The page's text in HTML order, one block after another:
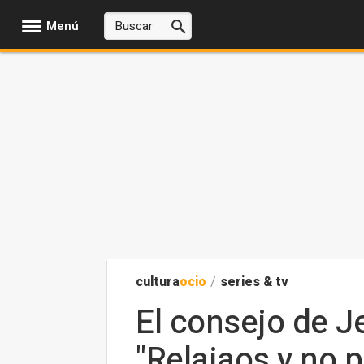
Menú
culturaocio / series & tv
El consejo de